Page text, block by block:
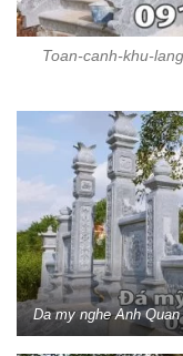
Toan-canh-khu-
Da my nghe Anh